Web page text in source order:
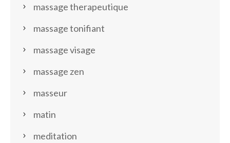
massage therapeutique
massage tonifiant
massage visage
massage zen
masseur
matin
meditation